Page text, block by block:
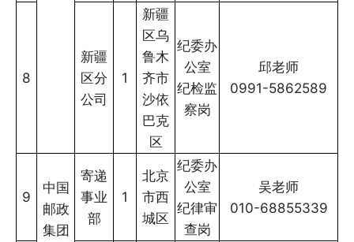
8
新疆
区分
公司
1
新疆
区乌
鲁木
齐市
沙依
巴克
区
纪委办
公室
纪检监
察岗
邱老师
0991-5862589
9
中国
邮政
集团
寄递
事业
部
1
北京
市西
城区
纪委办
公室
纪律审
查岗
吴老师
010-68855339